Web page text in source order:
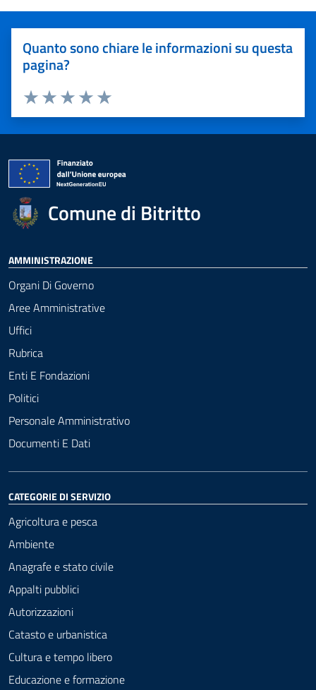
Quanto sono chiare le informazioni su questa
pagina?
Valuta 5 stelle su 5
Valuta 4 stelle su 5
Valuta 3 stelle su 5
Valuta 2 stelle su 5
Valuta 1 stelle su 5
Comune di Bitritto
AMMINISTRAZIONE
Organi Di Governo
Aree Amministrative
Uffici
Rubrica
Enti E Fondazioni
Politici
Personale Amministrativo
Documenti E Dati
CATEGORIE DI SERVIZIO
Agricoltura e pesca
Ambiente
Anagrafe e stato civile
Appalti pubblici
Autorizzazioni
Catasto e urbanistica
Cultura e tempo libero
Educazione e formazione